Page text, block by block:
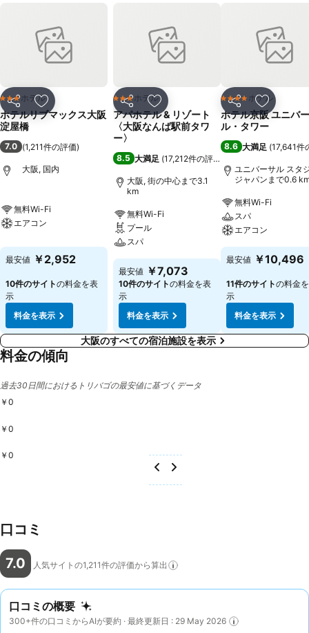
シェア お気に入りに追加
3 ホテルのランク
ホテル
ホテルリブマックス大阪
淀屋橋
7.0 (1,211件の評価)
大阪, 国内
無料Wi-Fi
エアコン
最安値 ￥2,952
10件のサイトの料金を表
示
料金を表示
シェア お気に入りに追加
3 ホテルのランク
ホテル
アパホテル & リゾート
〈大阪なんば駅前タワ
ー〉
8.5 大満足 (17,212件の評価
大阪, 街の中心まで3.1
km
無料Wi-Fi
プール
スパ
最安値 ￥7,073
10件のサイトの料金を表
示
料金を表示
シェア お気に入
4 ホテルのランク
ホテル
ホテル京阪 ユニバ
ル・タワー
8.6 大満足 (17,641件
ユニバーサル スタ
ジャパンまで0.6
無料Wi-Fi
スパ
エアコン
最安値 ￥10,496
11件のサイトの料金
示
料金を表示
大阪のすべての宿泊施設を表示
料金の傾向
過去30日間におけるトリバゴの最安値に基づくデータ
￥0
￥0
￥0
口コミ
7.0 人気サイトの1,211件の評価から算出
口コミの概要
300+件の口コミからAIが要約 · 最終更新日 : 29 May 2026